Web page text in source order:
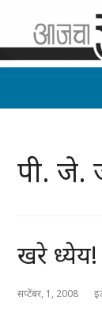
पी. जे.
खरे ध्येय!
सप्टेंबर, 1, 2008